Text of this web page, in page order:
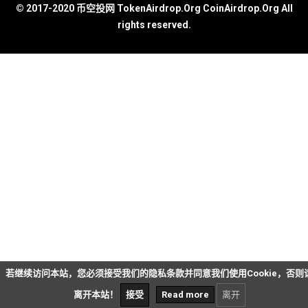
© 2017-2020 币空投网 TokenAirdrop.Org CoinAirdrop.Org All
rights reserved.
若继续访问本站，您必须接受我们的隐私条款并同意我们使用Cookie，否则
离开本站！ 接受 Read more 离开